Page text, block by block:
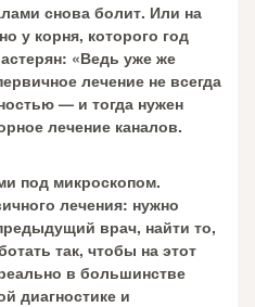
снова болит. Или на
у корня, которого год
«Ведь уже же
лечение не всегда
— и тогда нужен
лечение каналов.
под микроскопом.
лечения: нужно
врач, найти то,
так, чтобы на этот
в большинстве
диагностике и